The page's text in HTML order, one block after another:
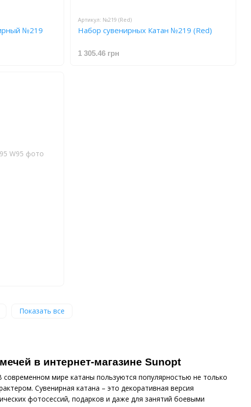
в интернет-магазине Sunopt
мире катаны пользуются популярностью не только
Сувенирная катана – это декоративная версия
фотосессий, подарков и даже для занятий боевыми
№219
Артикул: №219 (Red)
Набор сувенирных Катан №219 (Red)
1 305.46 грн
Показать все